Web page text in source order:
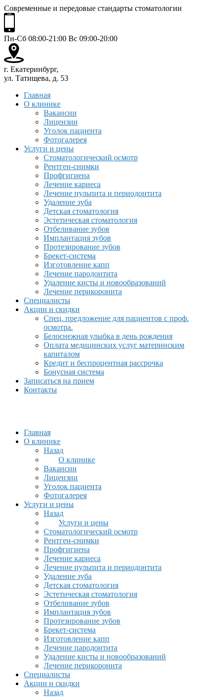
Современные и передовые стандарты стоматологии
Пн-Сб 08:00-21:00 Вс 09:00-20:00
г. Екатеринбург,
ул. Татищева, д. 53
Главная
О клинике
Вакансии
Лицензии
Уголок пациента
Фотогалерея
Услуги и цены
Стоматологический осмотр
Рентген-снимки
Профгигиена
Лечение кариеса
Лечение пульпита и периодонтита
Удаление зуба
Детская стоматология
Эстетическая стоматология
Отбеливание зубов
Имплантация зубов
Протезирование зубов
Брекет-система
Изготовление капп
Лечение пародонтита
Удаление кисты и новообразований
Лечение перикоронита
Специалисты
Акции и скидки
Спец. предложение для пациентов с проф.
осмотра.
Белоснежная улыбка в день рождения
Оплата медицинских услуг материнским
капиталом
Кредит и беспроцентная рассрочка
Бонусная система
Записаться на прием
Контакты
Главная
О клинике
Назад
О клинике
Вакансии
Лицензии
Уголок пациента
Фотогалерея
Услуги и цены
Назад
Услуги и цены
Стоматологический осмотр
Рентген-снимки
Профгигиена
Лечение кариеса
Лечение пульпита и периодонтита
Удаление зуба
Детская стоматология
Эстетическая стоматология
Отбеливание зубов
Имплантация зубов
Протезирование зубов
Брекет-система
Изготовление капп
Лечение пародонтита
Удаление кисты и новообразований
Лечение перикоронита
Специалисты
Акции и скидки
Назад